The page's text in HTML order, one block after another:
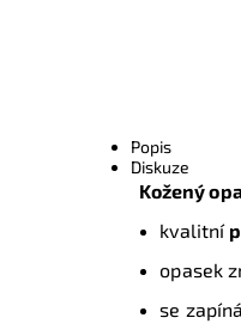
Popis
Diskuze
Kožený
kvalitní
opasek
se